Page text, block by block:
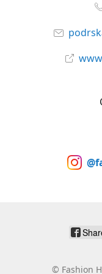
© Fashion